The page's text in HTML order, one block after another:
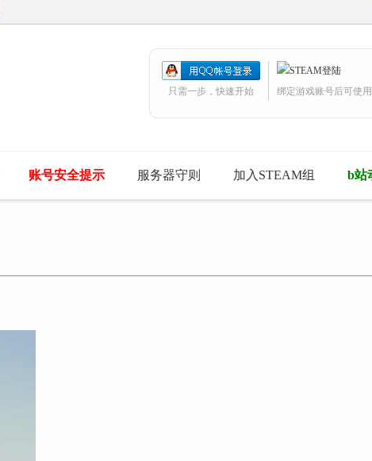
绑定游戏账号后可使用
只需一步，快速开始
账号安全提示 服务器守则 加入STEAM组 b站